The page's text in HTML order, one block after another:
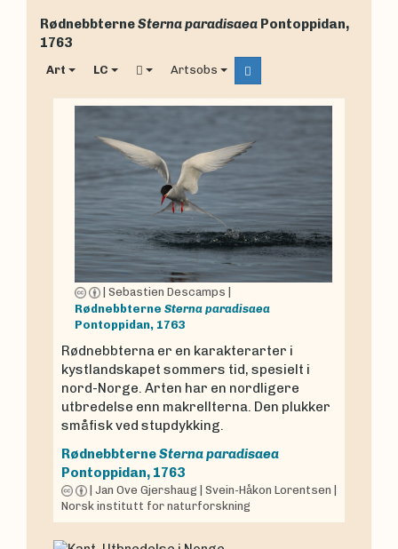
RødnebbterneSterna paradisaea Pontoppidan,
1763
Art LC Artsobs
Sebastien Descamps
Rødnebbterne Sterna paradisaea
Pontoppidan, 1763
Rødnebbterna er en karakterarter i
kystlandskapet sommers tid, spesielt i
nord-Norge. Arten har en nordligere
utbredelse enn makrellterna. Den plukker
småfisk ved stupdykking.
RødnebbterneSterna paradisaea
Pontoppidan, 1763
Jan Ove Gjershaug Svein-Håkon Lorentsen
Norsk institutt for naturforskning